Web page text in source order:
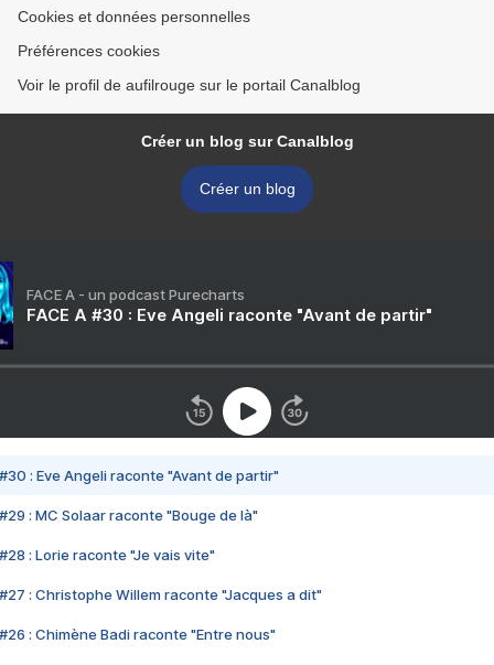
Cookies et données personnelles
Préférences cookies
Voir le profil de aufilrouge sur le portail Canalblog
Créer un blog sur Canalblog
Créer un blog
FACE A - un podcast Purecharts
FACE A #30 : Eve Angeli raconte "Avant de partir"
#30 : Eve Angeli raconte "Avant de partir"
#29 : MC Solaar raconte "Bouge de là"
#28 : Lorie raconte "Je vais vite"
#27 : Christophe Willem raconte "Jacques a dit"
#26 : Chimène Badi raconte "Entre nous"